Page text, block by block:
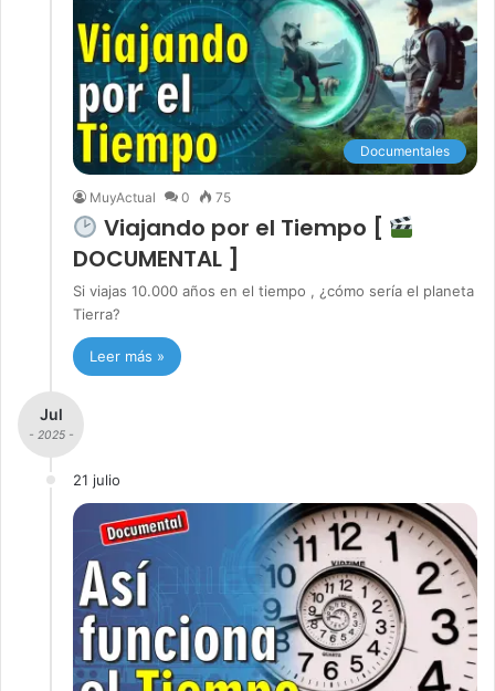
Documentales
MuyActual 0 75
Viajando por el Tiempo [
DOCUMENTAL ]
Si viajas 10.000 años en el tiempo , ¿cómo sería el planeta
Tierra?
Leer más »
Jul
- 2025 -
21 julio